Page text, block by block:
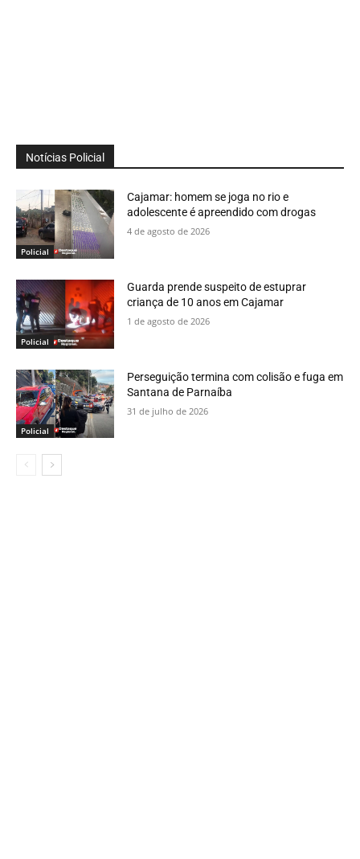
Notícias Policial
Policial
Cajamar: homem se joga no rio e
adolescente é apreendido com drogas
4 de agosto de 2026
Policial
Guarda prende suspeito de estuprar
criança de 10 anos em Cajamar
1 de agosto de 2026
Policial
Perseguição termina com colisão e fuga em
Santana de Parnaíba
31 de julho de 2026